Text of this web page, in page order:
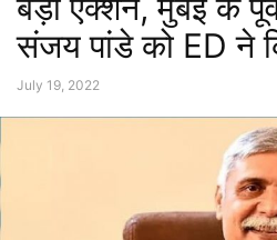
संजय पांडे को ED ने
July 19, 2022